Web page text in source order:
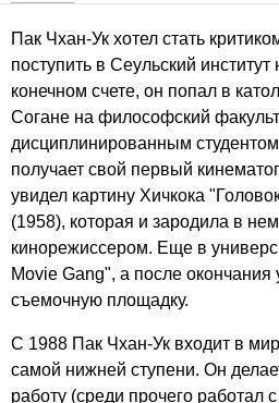
Пак Чхан-Ук хотел стать
поступить в Сеульский институт
конечном счете, он попал в
Согане на философский
дисциплинированным
получает свой первый
увидел картину Хичкока
(1958), которая и зародила в
кинорежиссером. Еще в
Movie Gang", а после окончания
съемочную площадку.
С 1988 Пак Чхан-Ук входит в
самой нижней ступени. Он
работу (среди прочего